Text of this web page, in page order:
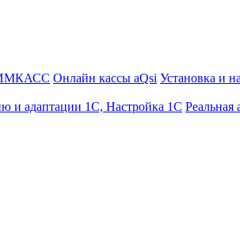
Онлайн кассы aQsi Установка и
и адаптации 1С, Настройка 1С Реальная